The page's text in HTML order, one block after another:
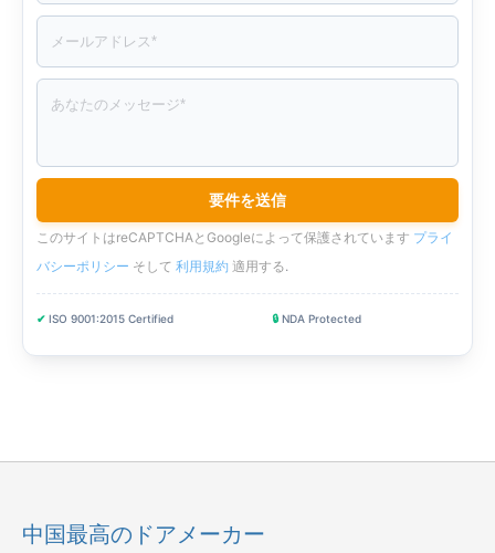
このサイトはreCAPTCHAとGoogleによって保護されています プライ
バシーポリシー そして 利用規約 適用する.
✔ ISO 9001:2015 Certified 🔒 NDA Protected
中国最高のドアメーカー